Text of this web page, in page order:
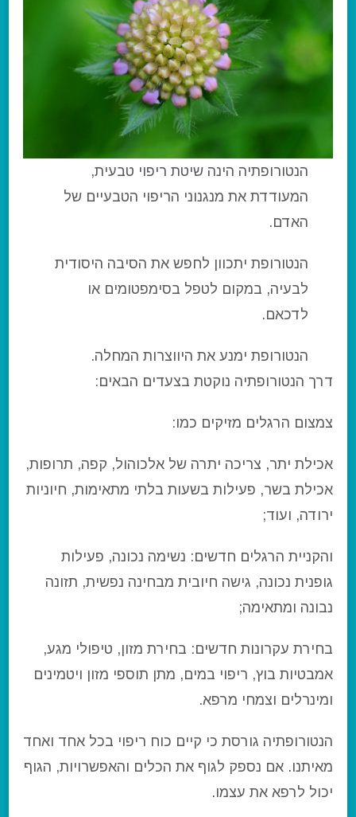
הנטורופתיה הינה שיטת ריפוי טבעית,
המעודדת את מנגנוני הריפוי הטבעיים של
האדם.
הנטורופת יתכוון לחפש את הסיבה היסודית
לבעיה, במקום לטפל בסימפטומים או
לדכאם.
הנטורופת ימנע את היווצרות המחלה.
דרך הנטורופתיה נוקטת בצעדים הבאים:
צמצום הרגלים מזיקים כמו:
אכילת יתר, צריכה יתרה של אלכוהול, קפה, תרופות,
אכילת בשר, פעילות בשעות בלתי מתאימות, חיוניות
ירודה, ועוד;
והקניית הרגלים חדשים: נשימה נכונה, פעילות
גופנית נכונה, גישה חיובית מבחינה נפשית, תזונה
נבונה ומתאימה;
בחירת עקרונות חדשים: בחירת מזון, טיפולי מגע,
אמבטיות בוץ, ריפוי במים, מתן תוספי מזון ויטמינים
ומינרלים וצמחי מרפא.
הנטורופתיה גורסת כי קיים כוח ריפוי בכל אחד ואחד
מאיתנו. אם נספק לגוף את הכלים והאפשרויות, הגוף
יכול לרפא את עצמו.